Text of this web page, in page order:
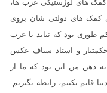
کمک های لوژستیکی عرب ها،
کمک های دولتی شان بروی
طوری بود که نباید با غرب
و استاد سیاف عکس
به ذهن من این بود که ما از
قایم بکنیم، رابطه بگیریم.